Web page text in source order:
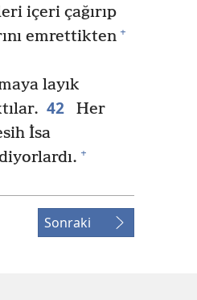
içeri çağırıp
emrettikten +
layık
42
Her
İsa
+
Sonraki